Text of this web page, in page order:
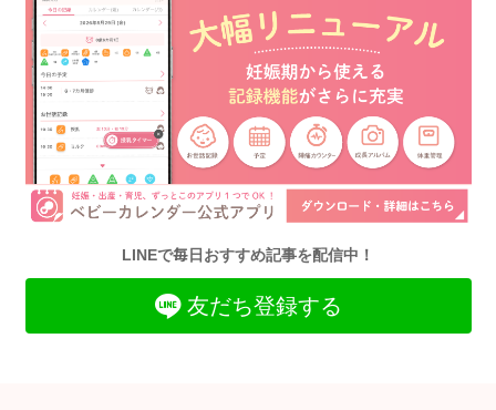
LINEで毎日おすすめ記事を配信中！
友だち登録する